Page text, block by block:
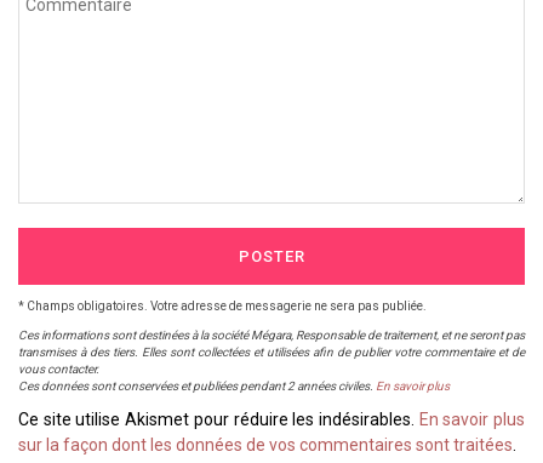
POSTER
* Champs obligatoires. Votre adresse de messagerie ne sera pas publiée.
Ces informations sont destinées à la société Mégara, Responsable de traitement, et ne seront pas
transmises à des tiers. Elles sont collectées et utilisées afin de publier votre commentaire et de
vous contacter.
Ces données sont conservées et publiées pendant 2 années civiles. En savoir plus
Ce site utilise Akismet pour réduire les indésirables. En savoir plus
sur la façon dont les données de vos commentaires sont traitées.